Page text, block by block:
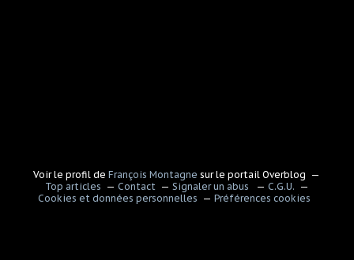
Voir le profil deFrançois Montagne sur le portail Overblog
Top articles
Contact Signaler un abus
C.G.U.
Cookies et données personnelles
Préférences cookies